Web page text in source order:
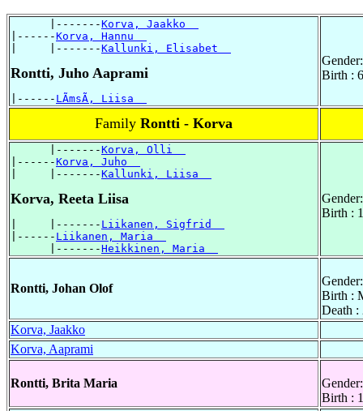
      |-------
Korva, Jaakko
|------Korva, Hannu
|     |-------Kallunki, Elisabet
Rontti, Juho Aaprami
|------ LÃmsÃ, Liisa
Birth :
Family Rontti - Korva
      |-------
Korva, Olli
|------Korva, Juho
|     |-------Kallunki, Liisa
Korva, Reeta Liisa
|     |------- Liikanen, Sigfrid
|------ Liikanen, Maria
      |-------
Heikkinen, Maria
Birth :
Rontti, Johan Olof
Birth :
Death :
Korva, Jaakko
Korva, Aaprami
Rontti, Brita Maria
Birth :